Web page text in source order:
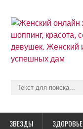
ЗВЕЗДЫ ЗДОРОВЬЕ